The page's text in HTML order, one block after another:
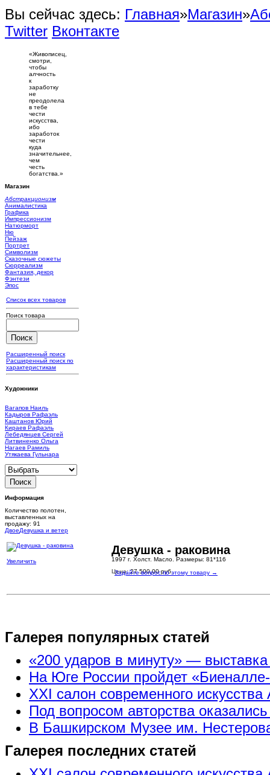
Вы сейчас здесь: Главная»Магазин»
Twitter Вконтакте
«Живописец,
смотри,
чтобы
алчность
к
заработку
не
преодолела
в тебе
чести
искусства,
ибо
заработок
чести
куда
значительнее,
чем
честь
богатства.»
Магазин
Абстракционизм
Анималистика
Графика
Импрессионизм
Натюрморт
Ню
Пейзаж
Портрет
Символизм
Сказочные сюжеты
Сюрреализм
Фантазия, декор
Фэнтези
Эпос
Список всех товаров
Поиск товара
Расширенный поиск
Расширенный поиск по
характеристикам
Художники
Вагапов Наиль
Кадыров Рафаэль
Каштанов Юрий
Кираев Рафаэль
Лебедянцев Сергей
Литвиненко Ольга
Нагаев Рамиль
Утякаева Гульнара
Информация
Количество полотен,
выставленных на
продажу: 91
ДвоеДевушка и ветер
Увеличить
Девушка - раковина
Цена:27.500,00 руб.
1997 г. Холст. Масло. Размеры: 81*116
Задайте вопрос по этому товару →
Галерея популярных статей
«200 ударов в минуту» —
На Юге России пройдет
XXI салон современного искусства
Под вопросом авторства
В Башкирском Музее им.
Галерея последних статей